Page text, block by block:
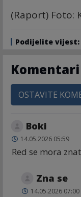
(Raport) Foto:
Podijelite vijest:
Komentari
OSTAVITE
Boki
14.05.2026 05:59
Red se mora znat
Zna se
14.05.2026 07:00